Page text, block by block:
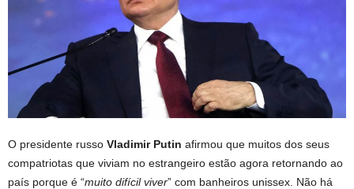
O presidente russo Vladimir Putin afirmou que muitos dos seus
compatriotas que viviam no estrangeiro estão agora retornando ao
país porque é “muito difícil viver” com banheiros unissex. Não há